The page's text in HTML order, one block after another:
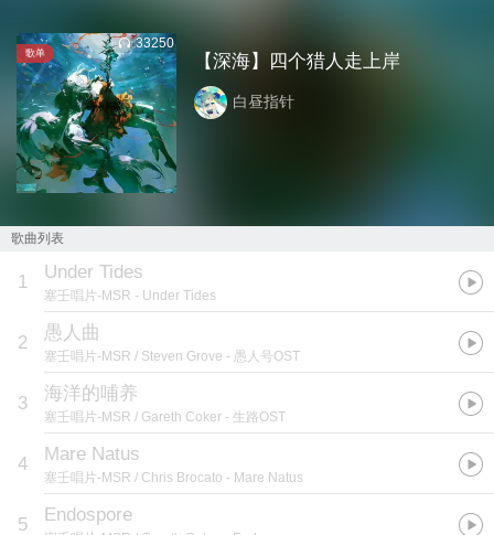
歌单
33250
【深海】四个猎人走上岸
白昼指针
歌曲列表
1 Under Tides
塞壬唱片-MSR - Under Tides
2 愚人曲
塞壬唱片-MSR / Steven Grove - 愚人号OST
3 海洋的哺养
塞壬唱片-MSR / Gareth Coker - 生路OST
4 Mare Natus
塞壬唱片-MSR / Chris Brocato - Mare Natus
5 Endospore